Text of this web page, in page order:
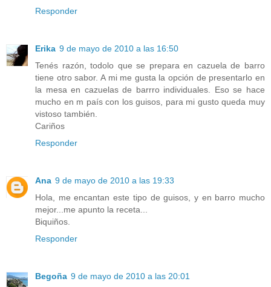
Responder
Erika 9 de mayo de 2010 a las 16:50
Tenés razón, todolo que se prepara en cazuela de barro
tiene otro sabor. A mi me gusta la opción de presentarlo en
la mesa en cazuelas de barrro individuales. Eso se hace
mucho en m país con los guisos, para mi gusto queda muy
vistoso también.
Cariños
Responder
Ana 9 de mayo de 2010 a las 19:33
Hola, me encantan este tipo de guisos, y en barro mucho
mejor...me apunto la receta...
Biquiños.
Responder
Begoña 9 de mayo de 2010 a las 20:01